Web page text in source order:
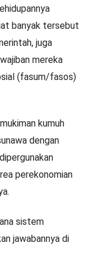
banyak tersebut
juga
mereka
(fasum/fasos)
kumuh
dengan
perekonomian
sistem
jawabannya di